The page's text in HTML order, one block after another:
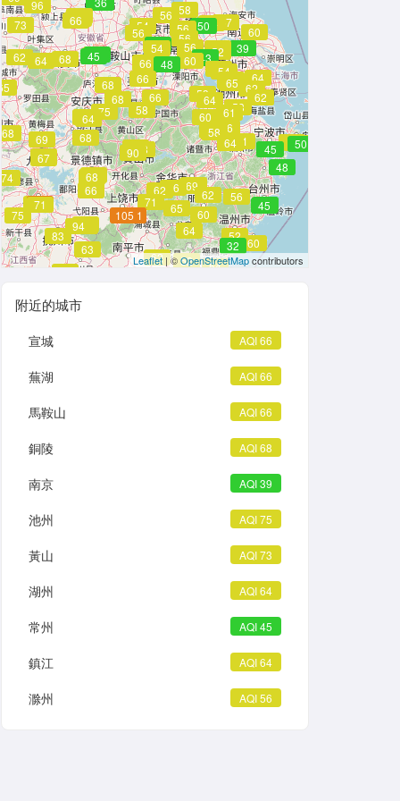
64
58
62
56
71
64
50
62
45
83
56
64
77
96
45
104
62
39
69
64
39
60
75
58
68
69
64
58
73
52
56
66
56
50
60
62
86
66
52
45
56
66
66
68
66
48
64
43
63
56
60
62
65
41
101
52
56
57
73
64
54
68
68
56
66
56
74
62
58
32
54
69
59
63
65
62
94
61
58
68
58
64
66
45
62
60
63
54
53
102
69
56
105
54
71
60
62
64
61
48
66
58
75
62
56
67 90
60
52
68
50
64
64
65
83
53
48
Leaflet | ©OpenStreetMapcontributors
附近的城市
宣城 AQI 66
蕪湖 AQI 66
馬鞍山 AQI 66
銅陵 AQI 68
南京 AQI 39
池州 AQI 75
黃山 AQI 73
湖州 AQI 64
常州 AQI 45
鎮江 AQI 64
滁州 AQI 56